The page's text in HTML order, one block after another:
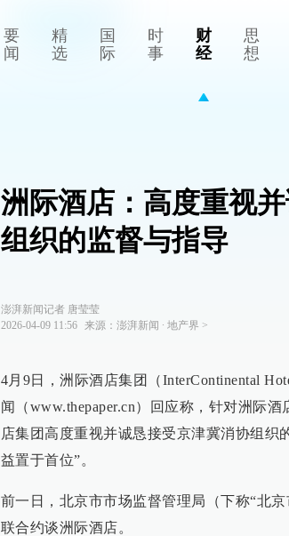
要
闻
精
选
国
际
时
事
财
经
思
想
洲际酒店：高度重视
组织的监督与指导
澎湃新闻记者 唐莹莹
2026-04-09 11:56
来源： 澎湃新闻 ∙ 地产界 >
4月9日，洲际酒店集团（InterContinental
闻（www.thepaper.cn）回应称，针对洲际
店集团高度重视并诚恳接受京津冀消协组织
益置于首位”。
前一日，北京市市场监督管理局（下称“北
联合约谈洲际酒店。